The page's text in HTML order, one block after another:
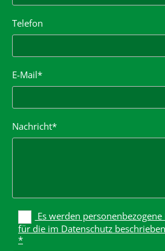
Telefon
E-Mail*
Nachricht*
Es werden
für die im Datenschutz
*